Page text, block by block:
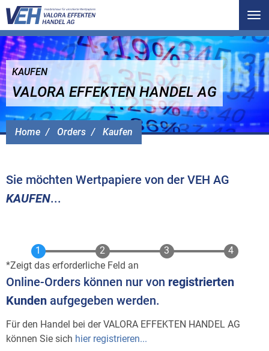
Home Orders Kaufen
KAUFEN
VALORA EFFEKTEN HANDEL AG
Sie möchten Wertpapiere von der VEH AG
KAUFEN...
Zeigt das erforderliche Feld an
Online-Orders können nur von registrierten
Kunden aufgegeben werden.
Für den Handel bei der VALORA EFFEKTEN HANDEL AG
können Sie sich hier registrieren...